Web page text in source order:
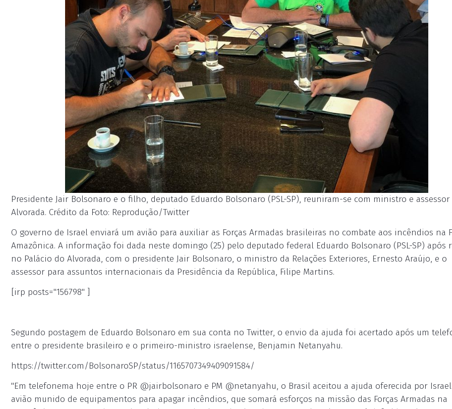
Presidente Jair Bolsonaro e o filho, deputado Eduardo Bolsonaro (PSL-SP), reuniram-se com ministro e
Alvorada. Crédito da Foto: Reprodução/Twitter
O governo de Israel enviará um avião para auxiliar as Forças Armadas brasileiras no combate aos incêndios na
Amazônica. A informação foi dada neste domingo (25) pelo deputado federal Eduardo Bolsonaro (PSL-SP) após
no Palácio do Alvorada, com o presidente Jair Bolsonaro, o ministro da Relações Exteriores, Ernesto Araújo, e o
assessor para assuntos internacionais da Presidência da República, Filipe Martins.
[irp posts="156798" ]
Segundo postagem de Eduardo Bolsonaro em sua conta no Twitter, o envio da ajuda foi acertado após um
entre o presidente brasileiro e o primeiro-ministro israelense, Benjamin Netanyahu.
https://twitter.com/BolsonaroSP/status/1165707349409091584/
"Em telefonema hoje entre o PR @jairbolsonaro e PM @netanyahu, o Brasil aceitou a ajuda oferecida por
avião munido de equipamentos para apagar incêndios, que somará esforços na missão das Forças Armadas na